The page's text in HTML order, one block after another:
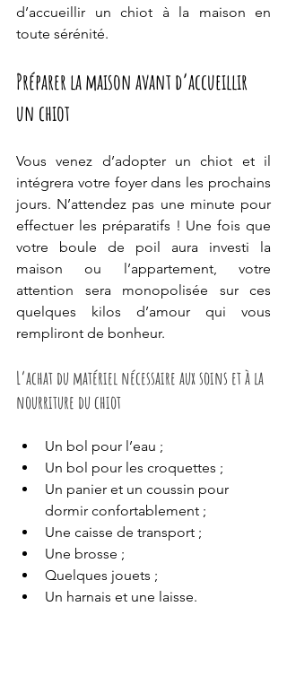
d’accueillir un chiot à la maison en
toute sérénité.
Préparer la maison avant d’accueillir
un chiot
Vous venez d’adopter un chiot et il
intégrera votre foyer dans les prochains
jours. N’attendez pas une minute pour
effectuer les préparatifs ! Une fois que
votre boule de poil aura investi la
maison ou l’appartement, votre
attention sera monopolisée sur ces
quelques kilos d’amour qui vous
rempliront de bonheur.
L’achat du matériel nécessaire aux soins et à la
nourriture du chiot
Un bol pour l’eau ;
Un bol pour les croquettes ;
Un panier et un coussin pour
dormir confortablement ;
Une caisse de transport ;
Une brosse ;
Quelques jouets ;
Un harnais et une laisse.